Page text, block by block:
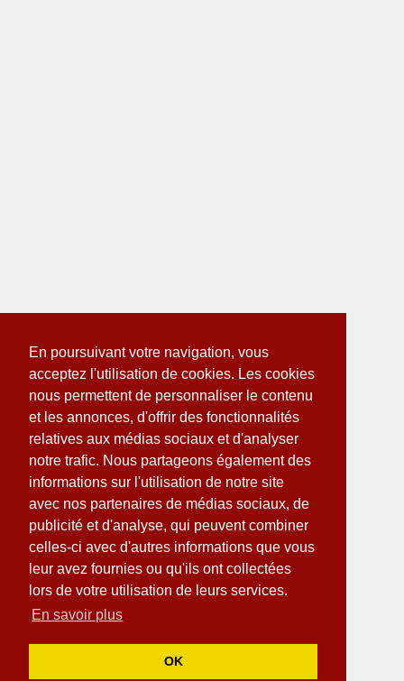
En poursuivant votre navigation, vous
acceptez l'utilisation de cookies. Les cookies
nous permettent de personnaliser le contenu
et les annonces, d'offrir des fonctionnalités
relatives aux médias sociaux et d'analyser
notre trafic. Nous partageons également des
informations sur l'utilisation de notre site
avec nos partenaires de médias sociaux, de
publicité et d'analyse, qui peuvent combiner
celles-ci avec d'autres informations que vous
leur avez fournies ou qu'ils ont collectées
lors de votre utilisation de leurs services.
En savoir plus
OK